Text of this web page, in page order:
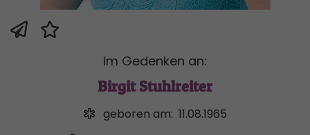
Im Gedenken an:
Birgit Stuhlreiter
geboren am: 11.08.1965